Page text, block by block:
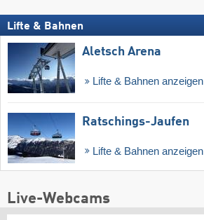
Lifte & Bahnen
Aletsch Arena
Lifte & Bahnen anzeigen
Ratschings-Jaufen
Lifte & Bahnen anzeigen
Live-Webcams